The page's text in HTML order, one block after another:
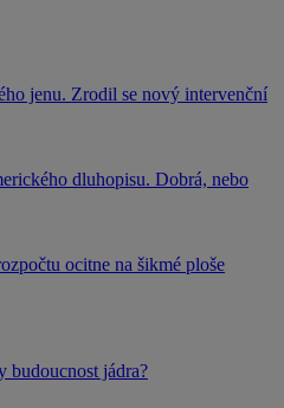
jenu. Zrodil se nový intervenční
dluhopisu. Dobrá, nebo
ocitne na šikmé ploše
budoucnost jádra?